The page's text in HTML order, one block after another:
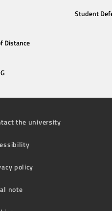
Distance
Student
the university
policy
note